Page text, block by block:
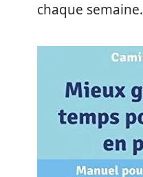
chaque semaine.